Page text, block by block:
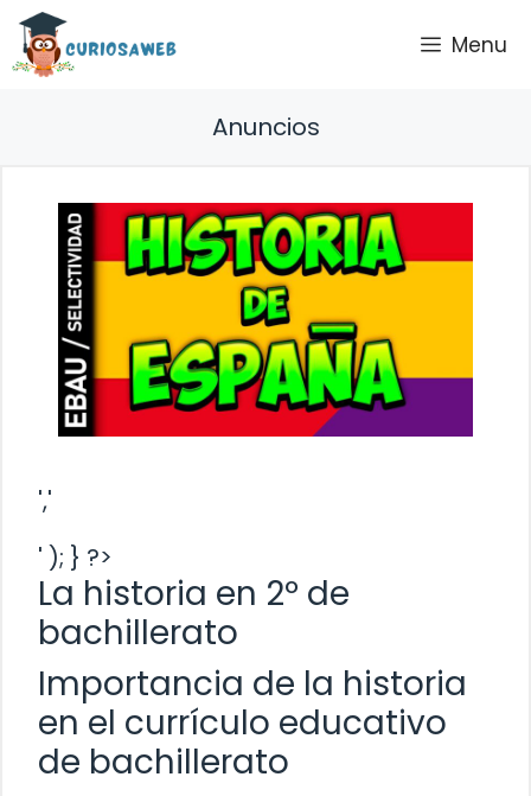
Saltar
contenido
Menu
Anuncios
','
' ); } ?>
La historia en 2º de
bachillerato
Importancia de la historia
en el currículo educativo
de bachillerato